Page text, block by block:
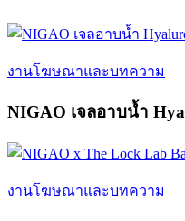
งานโฆษณาและบทความ
NIGAO เจลอาบน้ำ
งานโฆษณาและบทความ